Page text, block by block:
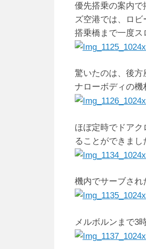
優先搭乗の案内で
ズ空港では、ロビ
搭乗橋まで一度ス
驚いたのは、後方
ナローボディの機
ほぼ定時でドア
ることができまし
機内でサーブされ
メルボルンまで3